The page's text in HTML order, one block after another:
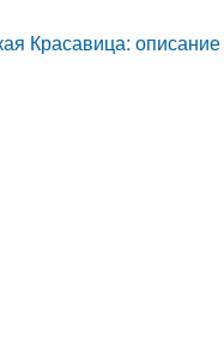
Красавица: описание